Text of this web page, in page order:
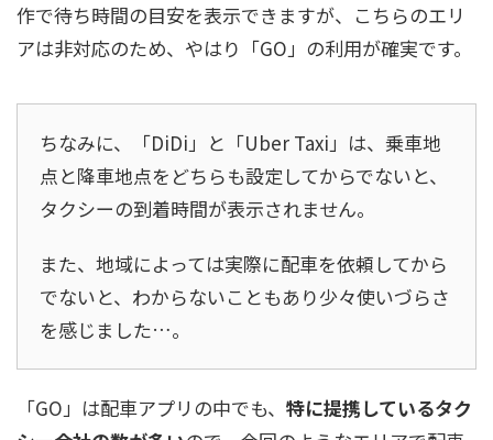
作で待ち時間の目安を表示できますが、こちらのエリ
アは非対応のため、やはり「GO」の利用が確実です。
ちなみに、「DiDi」と「Uber Taxi」は、乗車地
点と降車地点をどちらも設定してからでないと、
タクシーの到着時間が表示されません。
また、地域によっては実際に配車を依頼してから
でないと、わからないこともあり少々使いづらさ
を感じました…。
「GO」は配車アプリの中でも、 特に提携しているタク